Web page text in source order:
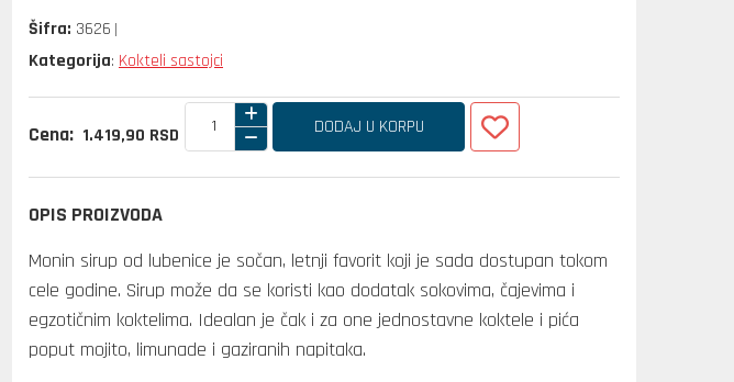
Šifra: 3626
Kategorija: Kokteli sastojci
Cena: 1.419,90 RSD DODAJ U KORPU
OPIS PROIZVODA
Monin sirup od lubenice je sočan, letnji favorit koji je sada dostupan tokom
cele godine. Sirup može da se koristi kao dodatak sokovima, čajevima i
egzotičnim koktelima. Idealan je čak i za one jednostavne koktele i pića
poput mojito, limunade i gaziranih napitaka.